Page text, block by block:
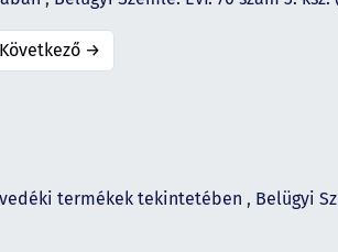
Következő →
termékek tekintetében , Belügyi